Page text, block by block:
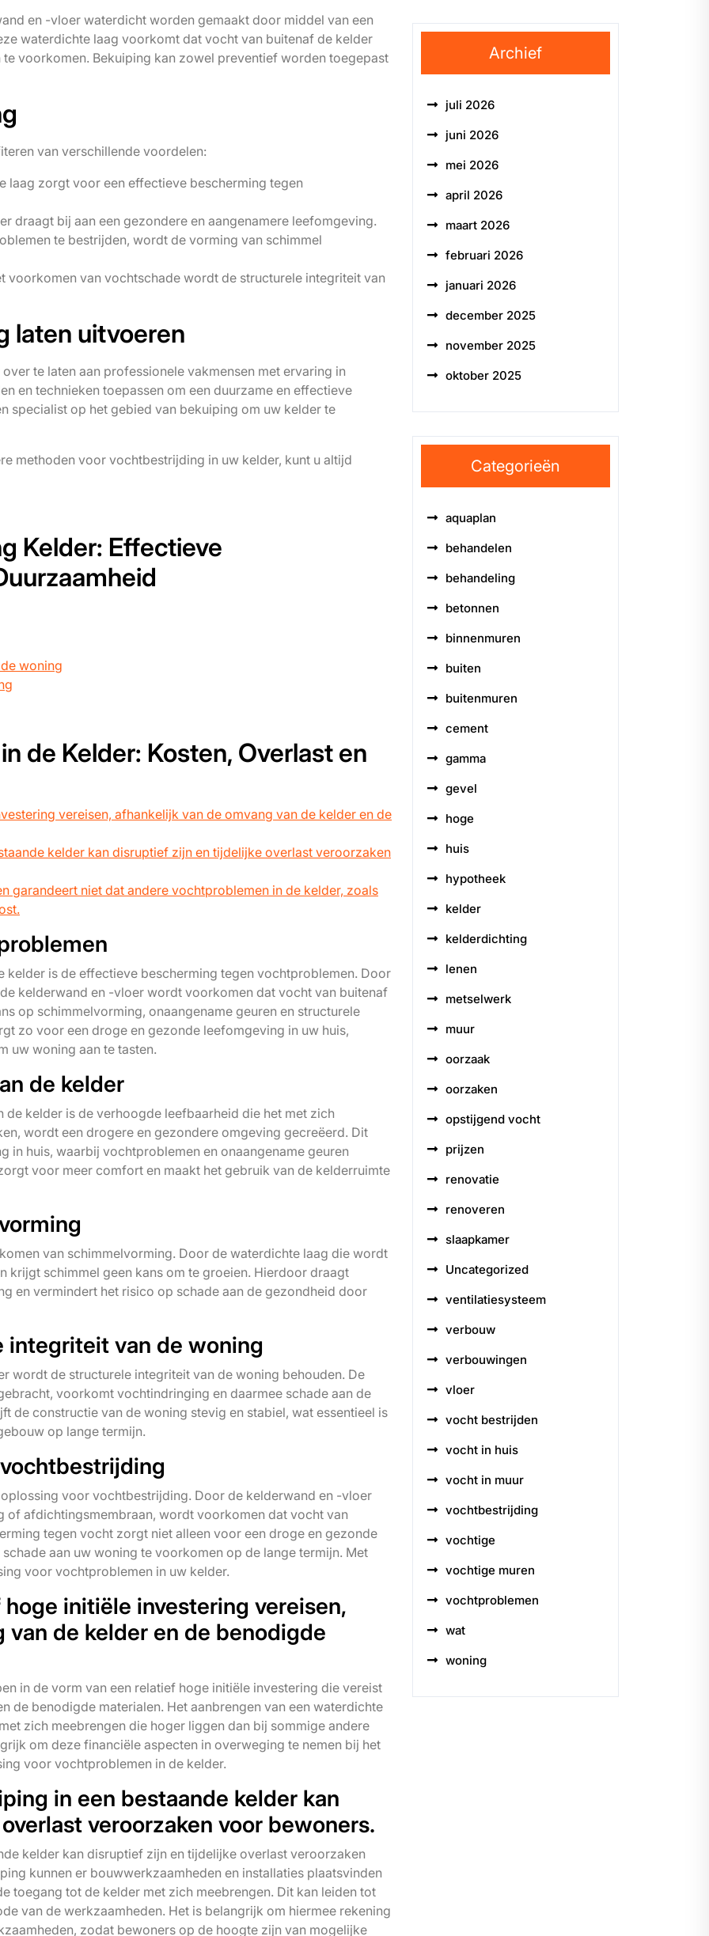
en -vloer waterdicht worden gemaakt door middel van een
waterdichte laag voorkomt dat vocht van buitenaf de kelder
voorkomen. Bekuiping kan zowel preventief worden toegepast
van verschillende voordelen:
laag zorgt voor een effectieve bescherming tegen
draagt bij aan een gezondere en aangenamere leefomgeving.
te bestrijden, wordt de vorming van schimmel
voorkomen van vochtschade wordt de structurele integriteit van
laten uitvoeren
te laten aan professionele vakmensen met ervaring in
en technieken toepassen om een duurzame en effectieve
specialist op het gebied van bekuiping om uw kelder te
methoden voor vochtbestrijding in uw kelder, kunt u altijd
Kelder: Effectieve
woning
de Kelder: Kosten, Overlast en
vereisen, afhankelijk van de omvang van de kelder en de
kelder kan disruptief zijn en tijdelijke overlast veroorzaken
garandeert niet dat andere vochtproblemen in de kelder, zoals
kelder is de effectieve bescherming tegen vochtproblemen. Door
kelderwand en -vloer wordt voorkomen dat vocht van buitenaf
op schimmelvorming, onaangename geuren en structurele
zo voor een droge en gezonde leefomgeving in uw huis,
uw woning aan te tasten.
de kelder
kelder is de verhoogde leefbaarheid die het met zich
wordt een drogere en gezondere omgeving gecreëerd. Dit
in huis, waarbij vochtproblemen en onaangename geuren
voor meer comfort en maakt het gebruik van de kelderruimte
van schimmelvorming. Door de waterdichte laag die wordt
krijgt schimmel geen kans om te groeien. Hierdoor draagt
en vermindert het risico op schade aan de gezondheid door
integriteit van de woning
wordt de structurele integriteit van de woning behouden. De
voorkomt vochtindringing en daarmee schade aan de
de constructie van de woning stevig en stabiel, wat essentieel is
op lange termijn.
voor vochtbestrijding. Door de kelderwand en -vloer
of afdichtingsmembraan, wordt voorkomen dat vocht van
tegen vocht zorgt niet alleen voor een droge en gezonde
aan uw woning te voorkomen op de lange termijn. Met
voor vochtproblemen in uw kelder.
initiële investering vereisen,
van de kelder en de benodigde
in de vorm van een relatief hoge initiële investering die vereist
de benodigde materialen. Het aanbrengen van een waterdichte
zich meebrengen die hoger liggen dan bij sommige andere
om deze financiële aspecten in overweging te nemen bij het
voor vochtproblemen in de kelder.
in een bestaande kelder kan
veroorzaken voor bewoners.
kelder kan disruptief zijn en tijdelijke overlast veroorzaken
kunnen er bouwwerkzaamheden en installaties plaatsvinden
toegang tot de kelder met zich meebrengen. Dit kan leiden tot
van de werkzaamheden. Het is belangrijk om hiermee rekening
zodat bewoners op de hoogte zijn van mogelijke
Archief
juli 2026
juni 2026
mei 2026
april 2026
maart 2026
februari 2026
januari 2026
december 2025
november 2025
oktober 2025
Categorieën
aquaplan
behandelen
behandeling
betonnen
binnenmuren
buiten
buitenmuren
cement
gamma
gevel
hoge
huis
hypotheek
kelder
kelderdichting
lenen
metselwerk
muur
oorzaak
oorzaken
opstijgend vocht
prijzen
renovatie
renoveren
slaapkamer
Uncategorized
ventilatiesysteem
verbouw
verbouwingen
vloer
vocht bestrijden
vocht in huis
vocht in muur
vochtbestrijding
vochtige
vochtige muren
vochtproblemen
wat
woning